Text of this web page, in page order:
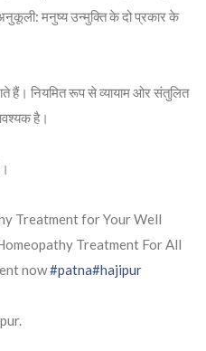
मनुष्य उन्मुक्ति के दो प्रकार के
हैं। नियमित रूप से व्यायाम ओर संतुलित
है।
Treatment for Your Well
Treatment For All
now#patna#hajipur